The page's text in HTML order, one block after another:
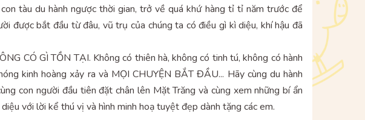
tàu du hành ngược thời gian, trở về quá khứ hàng tỉ tỉ năm trước để
được bắt đầu từ đâu, vũ trụ của chúng ta có điều gì kì diệu, khí hậu đã
CÓ GÌ TỒN TẠI. Không có thiên hà, không có tinh tú, không có hành
kinh hoàng xảy ra và MỌI CHUYỆN BẮT ĐẦU... Hãy cùng du hành
con người đầu tiên đặt chân lên Mặt Trăng và cùng xem những bí ẩn
với lời kể thú vị và hình minh hoạ tuyệt đẹp dành tặng các em.